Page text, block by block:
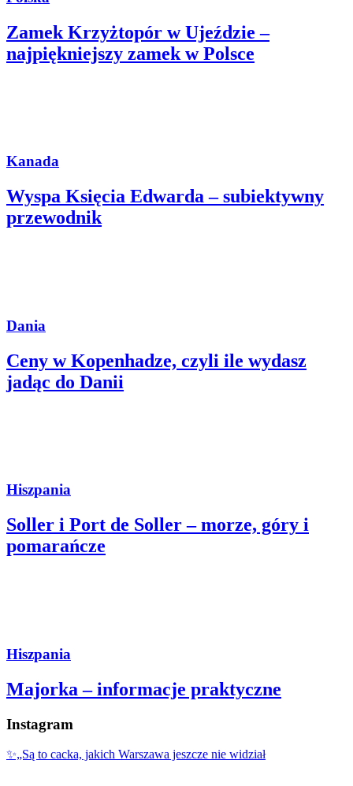
Zamek Krzyżtopór w Ujeździe –
najpiękniejszy zamek w Polsce
Kanada
Wyspa Księcia Edwarda – subiektywny
przewodnik
Dania
Ceny w Kopenhadze, czyli ile wydasz
jadąc do Danii
Hiszpania
Soller i Port de Soller – morze, góry i
pomarańcze
Hiszpania
Majorka – informacje praktyczne
Instagram
✨„Są to cacka, jakich Warszawa jeszcze nie widział